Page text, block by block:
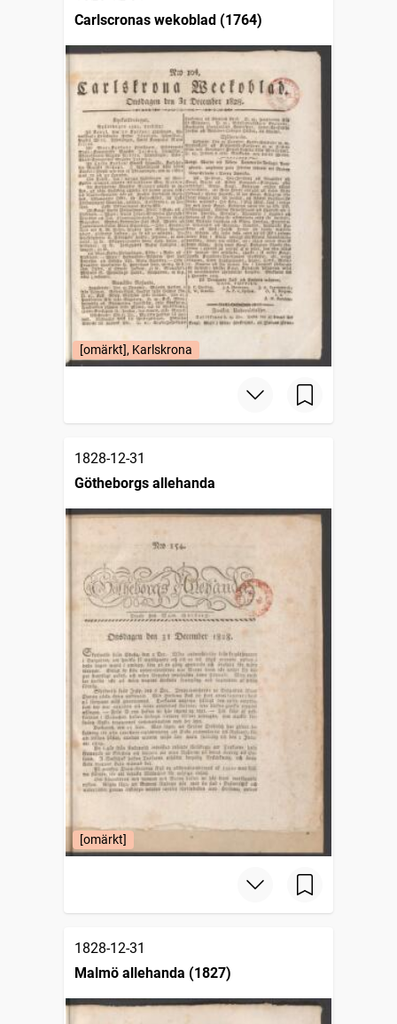
Carlscronas wekoblad (1764)
[omärkt], Karlskrona
1828-12-31
Götheborgs allehanda
[omärkt]
1828-12-31
Malmö allehanda (1827)